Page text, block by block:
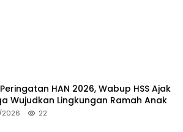
HAN 2026, Wabup HSS Ajak
Wujudkan Lingkungan Ramah Anak
22